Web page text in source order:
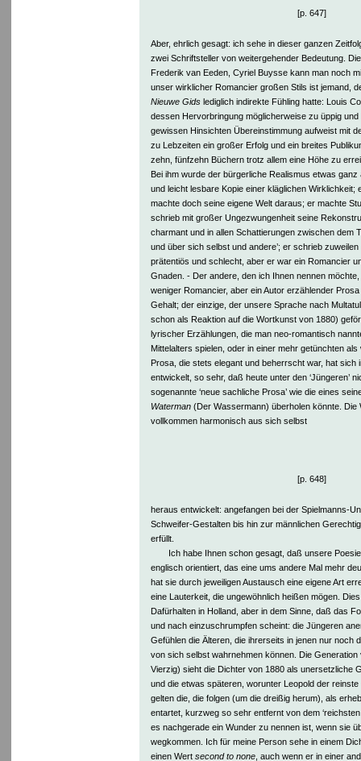
[p. 647]
Aber, ehrlich gesagt: ich sehe in dieser ganzen
zwei Schriftsteller von weitergehender Bedeutung.
Frederik van Eeden, Cyriel Buysse kann man noch
unser wirklicher Romancier großen Stils ist jemand,
Nieuwe Gidslediglich indirekte Fühling hatte: Louis
dessen Hervorbringung möglicherweise zu üppig
gewissen Hinsichten Übereinstimmung aufweist mit
zu Lebzeiten ein großer Erfolg und ein breites
zehn, fünfzehn Büchern trotz allem eine Höhe zu
Bei ihm wurde der bürgerliche Realismus etwas
und leicht lesbare Kopie einer kläglichen Wirklichkeit;
machte doch seine eigene Welt daraus; er machte
schrieb mit großer Ungezwungenheit seine
charmant und in allen Schattierungen zwischen dem
und über sich selbst und andere’; er schrieb
prätentiös und schlecht, aber er war ein Romancier
Gnaden. - Der andere, den ich Ihnen nennen
weniger Romancier, aber ein Autor erzählender
Gehalt; der einzige, der unsere Sprache nach
schon als Reaktion auf die Wortkunst von 1880)
lyrischer Erzählungen, die man neo-romantisch
Mittelalters spielen, oder in einer mehr getünchten
Prosa, die stets elegant und beherrscht war, hat sich
entwickelt, so sehr, daß heute unter den ‘Jüngeren’
sogenannte ‘neue sachliche Prosa’ wie die eines
Waterman(Der Wassermann) überholen könnte. Die
vollkommen harmonisch aus sich selbst
[p. 648]
heraus entwickelt: angefangen bei der Spielmanns-
Schweifer-Gestalten bis hin zur männlichen
erfüllt.
Ich habe Ihnen schon gesagt, daß unsere
englisch orientiert, das eine ums andere Mal mehr
hat sie durch jeweiligen Austausch eine eigene Art
eine Lauterkeit, die ungewöhnlich heißen mögen.
Dafürhalten in Holland, aber in dem Sinne, daß das
und nach einzuschrumpfen scheint: die Jüngeren
Gefühlen die Älteren, die ihrerseits in jenen nur noch
von sich selbst wahrnehmen können. Die Generation
Vierzig) sieht die Dichter von 1880 als unersetzliche
und die etwas späteren, worunter Leopold der
gelten die, die folgen (um die dreißig herum), als
entartet, kurzweg so sehr entfernt von dem
es nachgerade ein Wunder zu nennen ist, wenn sie
wegkommen. Ich für meine Person sehe in einem
einen Wert second to none, auch wenn er in einer